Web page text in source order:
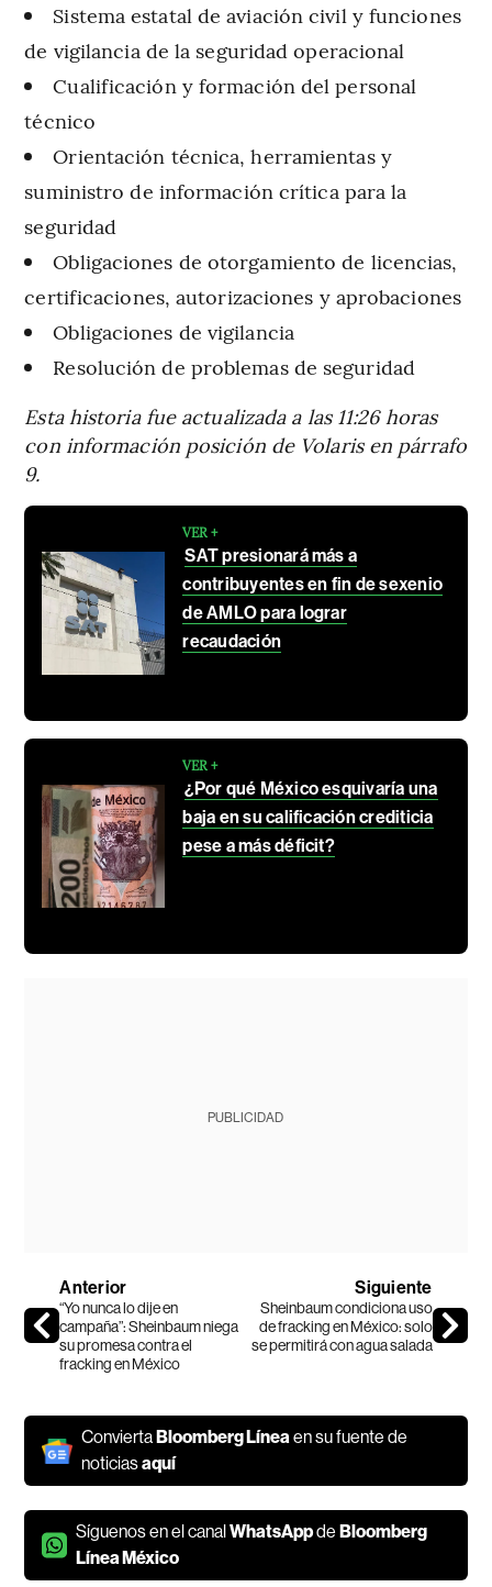
Sistema estatal de aviación civil y funciones
de vigilancia de la seguridad operacional
Cualificación y formación del personal
técnico
Orientación técnica, herramientas y
suministro de información crítica para la
seguridad
Obligaciones de otorgamiento de licencias,
certificaciones, autorizaciones y aprobaciones
Obligaciones de vigilancia
Resolución de problemas de seguridad
Esta historia fue actualizada a las 11:26 horas
con información posición de Volaris en párrafo
9.
VER +
SAT presionará más a
contribuyentes en fin de sexenio
de AMLO para lograr
recaudación
VER +
¿Por qué México esquivaría una
baja en su calificación crediticia
pese a más déficit?
PUBLICIDAD
Anterior
“Yo nunca lo dije en
campaña”: Sheinbaum niega
su promesa contra el
fracking en México
Siguiente
Sheinbaum condiciona uso
de fracking en México: solo
se permitirá con agua salada
Convierta Bloomberg Líneaen su fuente de
noticiasaquí
Síguenos en el canalWhatsAppde Bloomberg
Línea México